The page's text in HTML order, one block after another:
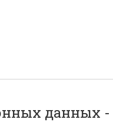
данных